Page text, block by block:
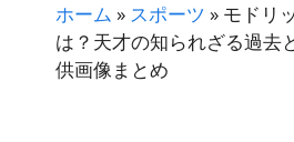
ホーム » スポーツ » モドリ
は？天才の知られざる過去
供画像まとめ